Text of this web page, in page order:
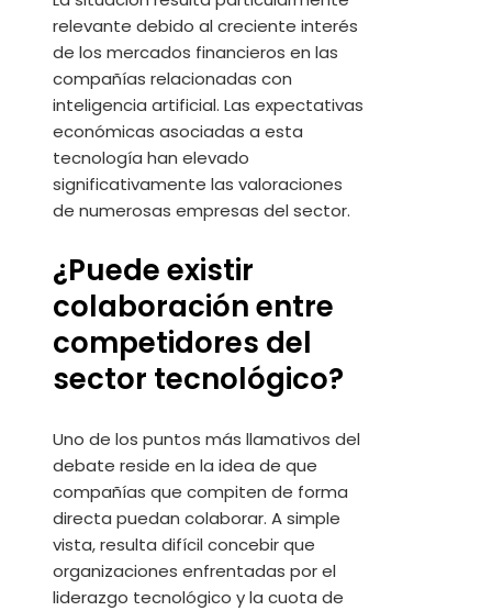
relevante debido al creciente interés
de los mercados financieros en las
compañías relacionadas con
inteligencia artificial. Las expectativas
económicas asociadas a esta
tecnología han elevado
significativamente las valoraciones
de numerosas empresas del sector.
¿Puede existir
colaboración entre
competidores del
sector tecnológico?
Uno de los puntos más llamativos del
debate reside en la idea de que
compañías que compiten de forma
directa puedan colaborar. A simple
vista, resulta difícil concebir que
organizaciones enfrentadas por el
liderazgo tecnológico y la cuota de